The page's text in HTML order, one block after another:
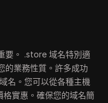
要。 .store 域名特別適
的業務性質。許多成功
名。您可以從各種主機
實惠。確保您的域名簡